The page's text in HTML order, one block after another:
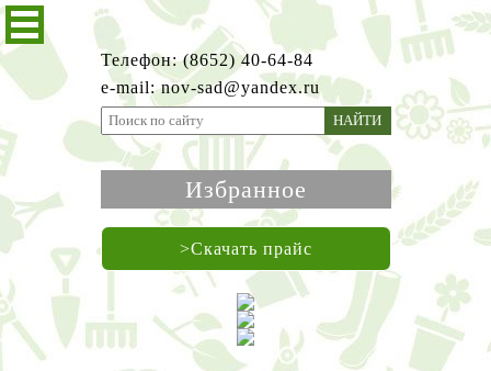
Телефон: (8652) 40-64-84
e-mail: nov-sad@yandex.ru
НАЙТИ
Избранное
>Скачать прайс